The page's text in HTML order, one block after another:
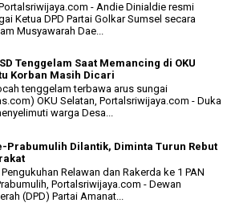
- Andie Dinialdie resmi
Ketua DPD Partai Golkar Sumsel secara
Musyawarah Dae...
Tenggelam Saat Memancing di OKU
Korban Masih Dicari
tenggelam terbawa arus sungai
OKU Selatan, Portalsriwijaya.com - Duka
warga Desa...
Prabumulih Dilantik, Diminta Turun Rebut
Relawan dan Rakerda ke 1 PAN
Portalsriwijaya.com - Dewan
(DPD) Partai Amanat...